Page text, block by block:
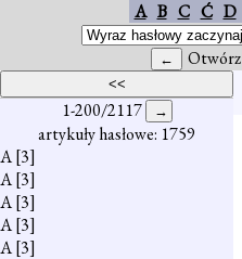
A B C Ć D
Otwórz
1-200/2117
artykuły hasłowe: 1759
A[3]
A[3]
A[3]
A[3]
A[3]